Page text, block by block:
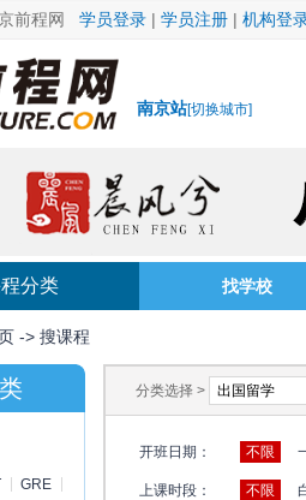
前程网 学员登录 | 学员注册 | 机构登
南京站[切换城市]
分类 找学校
-> 搜课程
GRE
分类选择 >
开班日期： 不限
上课时段： 不限